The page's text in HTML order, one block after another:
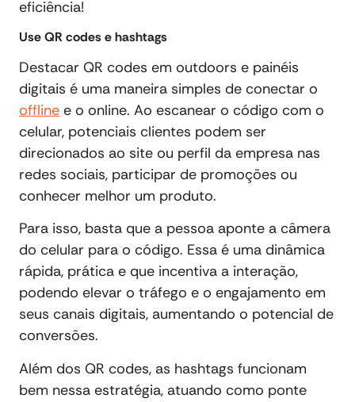
eficiência!
Use QR codes e hashtags
Destacar QR codes em outdoors e painéis
digitais é uma maneira simples de conectar o
offline e o online. Ao escanear o código com o
celular, potenciais clientes podem ser
direcionados ao site ou perfil da empresa nas
redes sociais, participar de promoções ou
conhecer melhor um produto.
Para isso, basta que a pessoa aponte a câmera
do celular para o código. Essa é uma dinâmica
rápida, prática e que incentiva a interação,
podendo elevar o tráfego e o engajamento em
seus canais digitais, aumentando o potencial de
conversões.
Além dos QR codes, as hashtags funcionam
bem nessa estratégia, atuando como ponte